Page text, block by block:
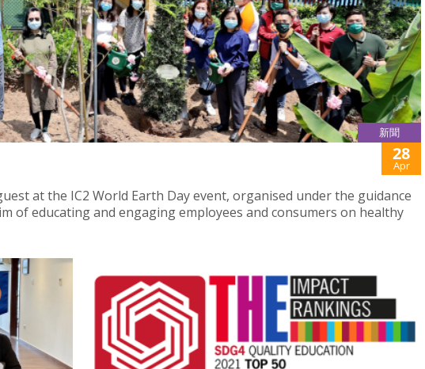
新聞
28
Apr
at the IC2 World Earth Day event, organised under the guidance
of educating and engaging employees and consumers on healthy